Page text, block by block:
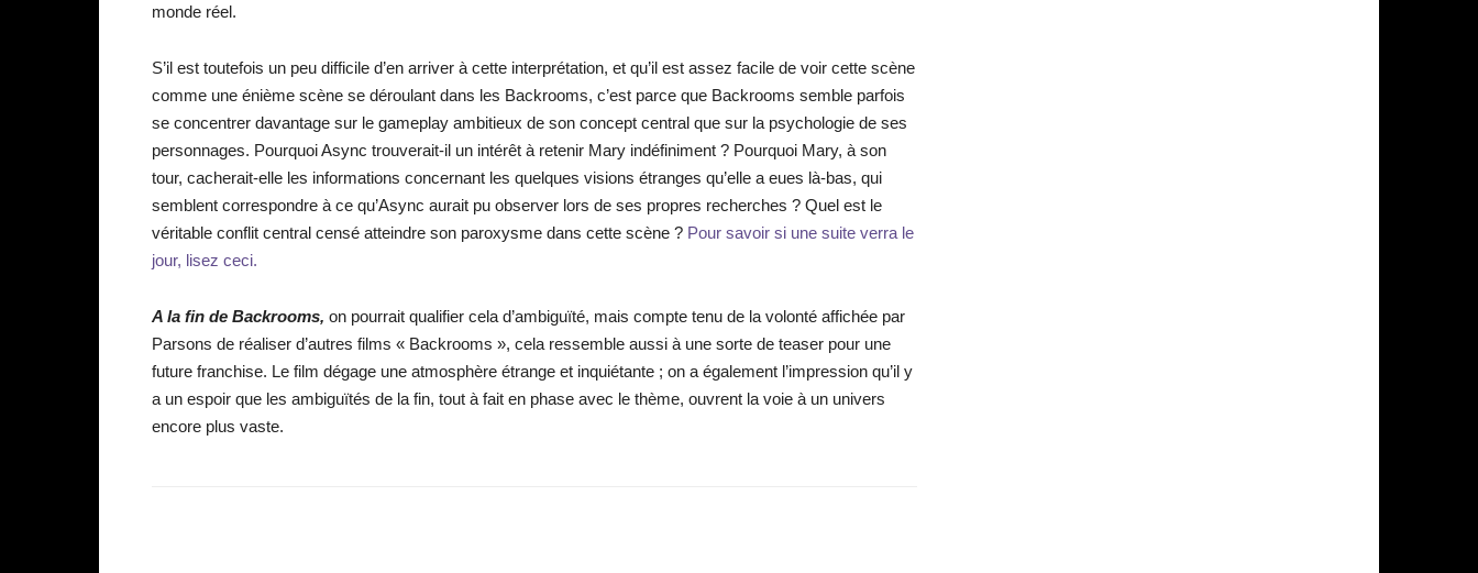
monde réel.
S’il est toutefois un peu difficile d’en arriver à cette interprétation, et qu’il est assez facile de voir cette scène
comme une énième scène se déroulant dans les Backrooms, c’est parce que Backrooms semble parfois
se concentrer davantage sur le gameplay ambitieux de son concept central que sur la psychologie de ses
personnages. Pourquoi Async trouverait-il un intérêt à retenir Mary indéfiniment ? Pourquoi Mary, à son
tour, cacherait-elle les informations concernant les quelques visions étranges qu’elle a eues là-bas, qui
semblent correspondre à ce qu’Async aurait pu observer lors de ses propres recherches ? Quel est le
véritable conflit central censé atteindre son paroxysme dans cette scène ? Pour savoir si une suite verra le
jour, lisez ceci.
A la fin de Backrooms, on pourrait qualifier cela d’ambiguïté, mais compte tenu de la volonté affichée par
Parsons de réaliser d’autres films « Backrooms », cela ressemble aussi à une sorte de teaser pour une
future franchise. Le film dégage une atmosphère étrange et inquiétante ; on a également l’impression qu’il y
a un espoir que les ambiguïtés de la fin, tout à fait en phase avec le thème, ouvrent la voie à un univers
encore plus vaste.